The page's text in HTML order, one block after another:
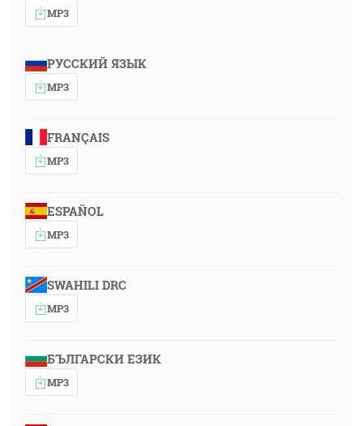
MP3
РУССКИЙ ЯЗЫК
MP3
FRANÇAIS
MP3
ESPAÑOL
MP3
SWAHILI DRC
MP3
БЪЛГАРСКИ ЕЗИК
MP3